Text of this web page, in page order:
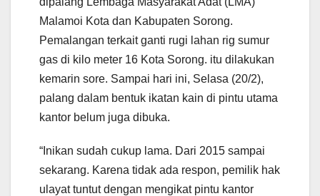
Malamoi Kota dan Kabupaten Sorong.
Pemalangan terkait ganti rugi lahan rig sumur
gas di kilo meter 16 Kota Sorong. itu dilakukan
kemarin sore. Sampai hari ini, Selasa (20/2),
palang dalam bentuk ikatan kain di pintu utama
kantor belum juga dibuka.
“Inikan sudah cukup lama. Dari 2015 sampai
sekarang. Karena tidak ada respon, pemilik hak
ulayat tuntut dengan mengikat pintu kantor